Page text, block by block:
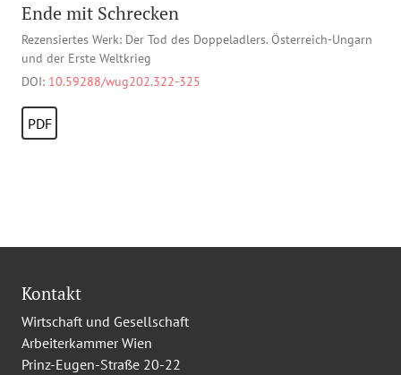
Ende mit Schrecken
Rezensiertes Werk: Der Tod des Doppeladlers. Österreich-Ungarn
und der Erste Weltkrieg
DOI: 10.59288/wug202.322-325
PDF
Kontakt
Wirtschaft und Gesellschaft
Arbeiterkammer Wien
Prinz-Eugen-Straße 20-22